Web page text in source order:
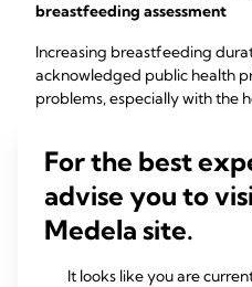
breastfeeding assessment
Increasing breastfeeding
acknowledged public health
problems, especially with the
Cadwell K (2007)
J Midwifery Womens Health
For the best
advise you to
Medela site.
It looks like you are